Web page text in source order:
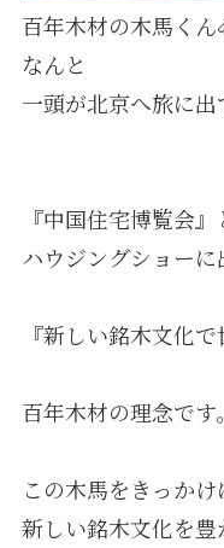
百年木材の木馬くん
なんと
一頭が北京へ旅に出
『中国住宅博覧会
ハウジングショーに
『新しい銘木文化
百年木材の理念です。
この木馬をきっかけ
新しい銘木文化を豊